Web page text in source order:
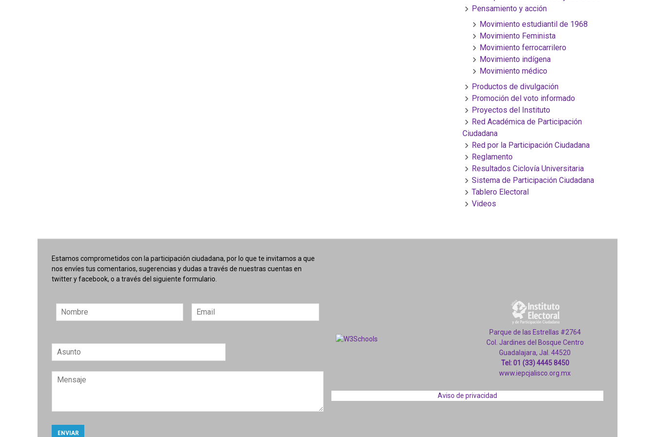
Pensamiento y acción
Movimiento estudiantil de 1968
Movimiento Feminista
Movimiento ferrocarrilero
Movimiento indígena
Movimiento médico
Productos de divulgación
Promoción del voto informado
Proyectos del Instituto
Red Académica de Participación
Ciudadana
Red por la Participación Ciudadana
Reglamento
Resultados Ciclovía Universitaria
Sistema de Participación Ciudadana
Tablero Electoral
Videos
Estamos comprometidos con la participación ciudadana, por lo que te invitamos a que
nos envíes tus comentarios, sugerencias y dudas a través de nuestras cuentas en
twitter y facebook, o a través del siguiente formulario.
Parque de las Estrellas #2764
Col. Jardines del Bosque Centro
Guadalajara, Jal. 44520
Tel: 01 (33) 4445 8450
www.iepcjalisco.org.mx
Aviso de privacidad